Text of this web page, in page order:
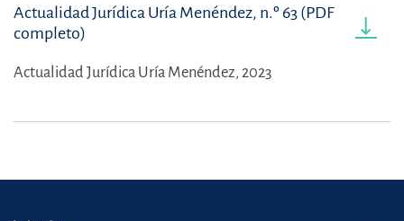
Actualidad Jurídica Uría Menéndez, n.º 63 (PDF
completo)
Actualidad Jurídica Uría Menéndez, 2023